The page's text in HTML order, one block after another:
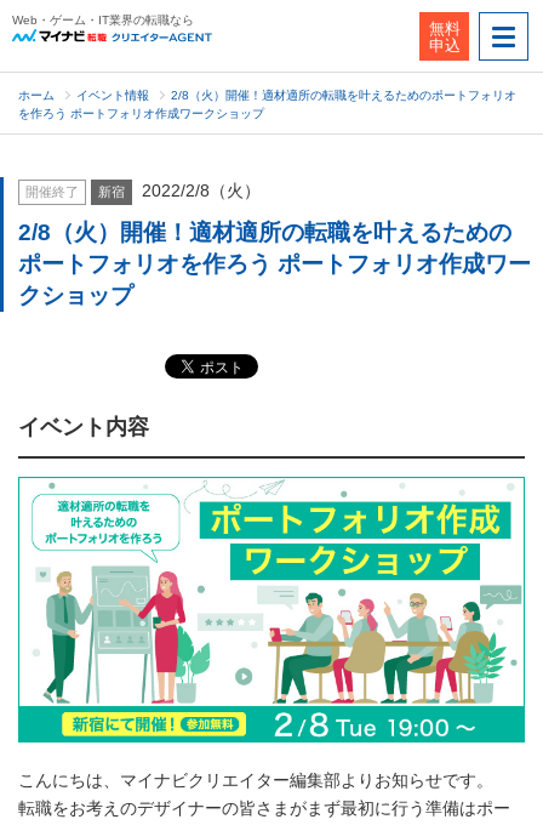
Web・ゲーム・IT業界の転職なら
無料
申込
ホーム イベント情報
2/8（火）開催！適材適所の転職を叶えるためのポートフォリオ
を作ろう ポートフォリオ作成ワークショップ
開催終了 新宿 2022/2/8（火）
2/8（火）開催！適材適所の転職を叶えるための
ポートフォリオを作ろう ポートフォリオ作成ワー
クショップ
イベント内容
こんにちは、マイナビクリエイター編集部よりお知らせです。
転職をお考えのデザイナーの皆さまがまず最初に行う準備はポー